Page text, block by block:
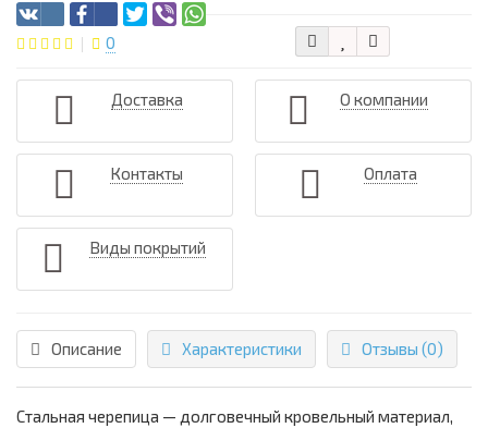
0
Доставка О компании
Контакты Оплата
Виды покрытий
Описание Характеристики Отзывы (0)
Стальная черепица — долговечный кровельный материал,